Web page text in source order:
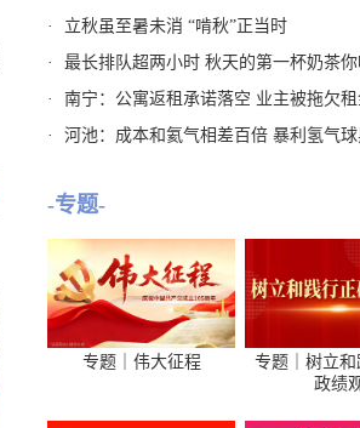
·
立秋虽至暑未消 “啃秋”正当时
·
最长排队超两小时 秋天的第一杯奶茶你
·
南宁：公寓返租承诺落空 业主被拖欠
·
河池：成本和氦气相差百倍 暴利氢气球黑产链
-专题-
专题｜伟大征程
专题｜树立和
政绩